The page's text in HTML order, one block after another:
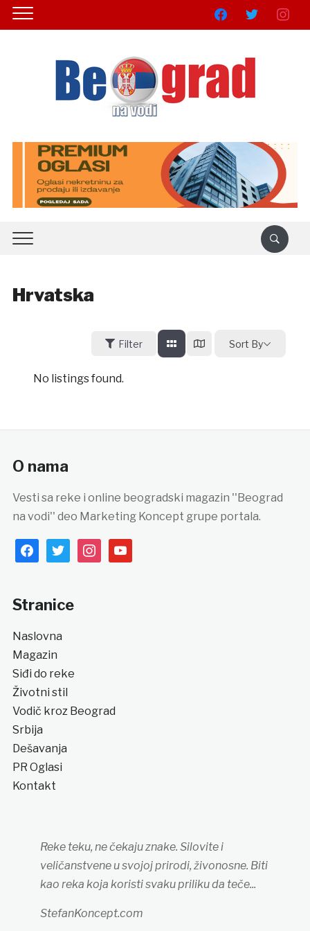
facebooktwitter
Hrvatska
Filter Sort By
No listings found.
O nama
Vesti sa reke i online beogradski magazin ''Beograd
na vodi'' deo Marketing Koncept grupe portala.
facebooktwitterinstagramyoutube
Stranice
Naslovna
Magazin
Siđi do reke
Životni stil
Vodič kroz Beograd
Srbija
Dešavanja
PR Oglasi
Kontakt
Reke teku, ne čekaju znake. Silovite i
veličanstvene u svojoj prirodi, živonosne. Biti
kao reka koja koristi svaku priliku da teče...
StefanKoncept.com